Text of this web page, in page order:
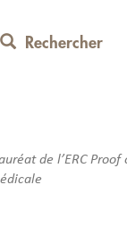
Rechercher
de l’ERC